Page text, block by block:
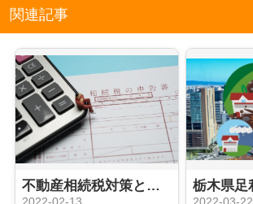
関連記事
不動産相続税対策とは？注意点と対策方法について解説